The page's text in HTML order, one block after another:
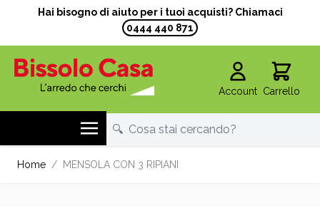
Hai bisogno di aiuto per i tuoi acquisti? Chiamaci
0444 440 871
Account Carrello
Home / MENSOLA CON 3 RIPIANI